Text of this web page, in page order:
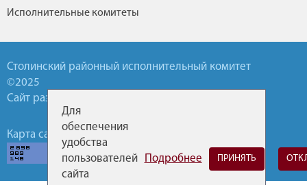
Исполнительные комитеты
Столинский районный исполнительный комитет
©2025
Сайт разработан УП БелТА
Карта сайта Обратная связь
Для
обеспечения
удобства
пользователей
сайта
Подробнее ПРИНЯТЬ